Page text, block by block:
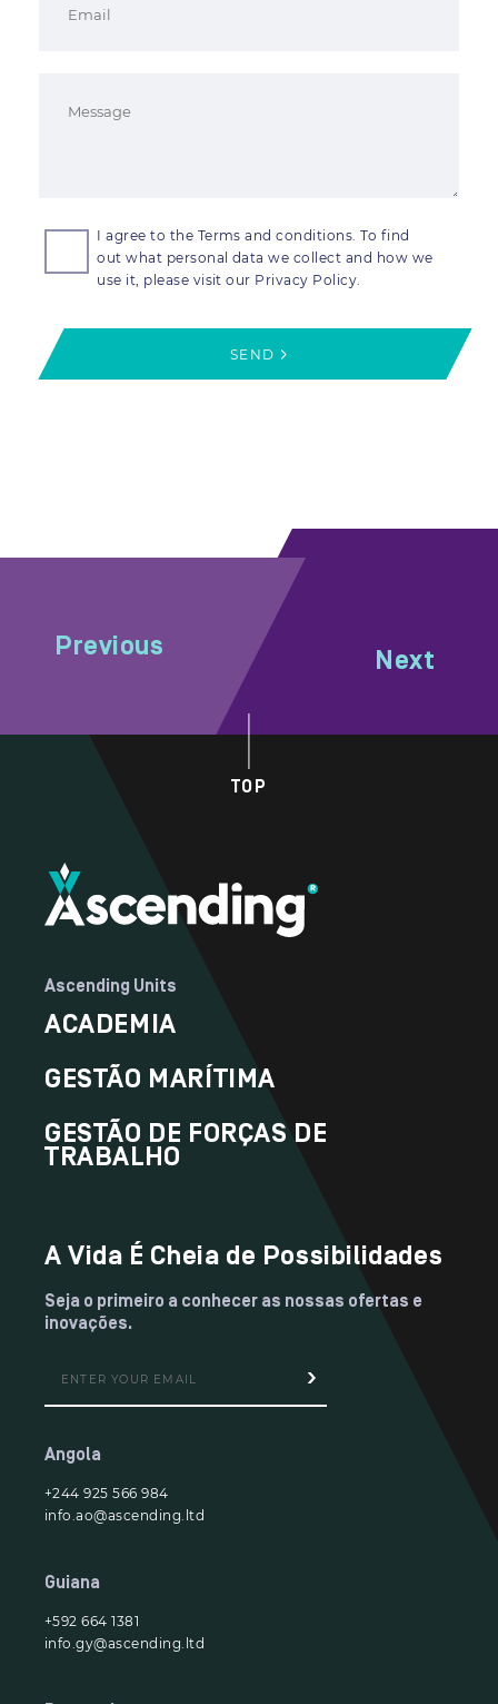
I agree to the Terms and conditions. To find
out what personal data we collect and how we
use it, please visit our Privacy Policy.
SEND
Previous Next
TOP
Ascending Units
ACADEMIA
GESTÃO MARÍTIMA
GESTÃO DE FORÇAS DE
TRABALHO
A Vida É Cheia de Possibilidades
Seja o primeiro a conhecer as nossas ofertas e
inovações.
Angola
+244 925 566 984
info.ao@ascending.ltd
Guiana
+592 664 1381
info.gy@ascending.ltd